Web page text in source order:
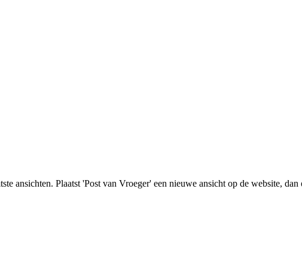
ansichten. Plaatst 'Post van Vroeger' een nieuwe ansicht op de website,